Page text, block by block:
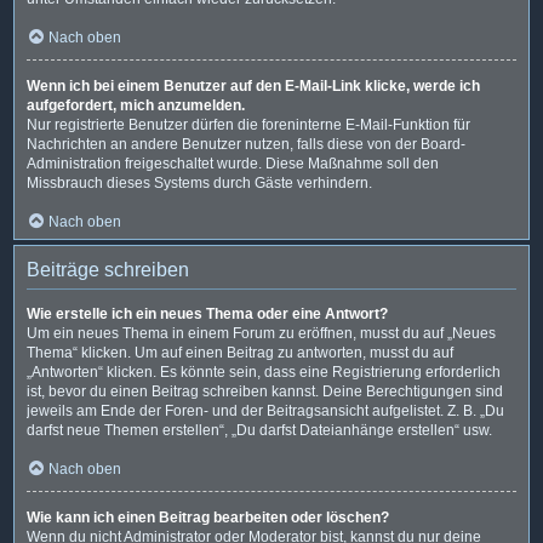
Nach oben
Wenn ich bei einem Benutzer auf den E-Mail-Link klicke, werde ich
aufgefordert, mich anzumelden.
Nur registrierte Benutzer dürfen die foreninterne E-Mail-Funktion für
Nachrichten an andere Benutzer nutzen, falls diese von der Board-
Administration freigeschaltet wurde. Diese Maßnahme soll den
Missbrauch dieses Systems durch Gäste verhindern.
Nach oben
Beiträge schreiben
Wie erstelle ich ein neues Thema oder eine Antwort?
Um ein neues Thema in einem Forum zu eröffnen, musst du auf „Neues
Thema“ klicken. Um auf einen Beitrag zu antworten, musst du auf
„Antworten“ klicken. Es könnte sein, dass eine Registrierung erforderlich
ist, bevor du einen Beitrag schreiben kannst. Deine Berechtigungen sind
jeweils am Ende der Foren- und der Beitragsansicht aufgelistet. Z. B. „Du
darfst neue Themen erstellen“, „Du darfst Dateianhänge erstellen“ usw.
Nach oben
Wie kann ich einen Beitrag bearbeiten oder löschen?
Wenn du nicht Administrator oder Moderator bist, kannst du nur deine